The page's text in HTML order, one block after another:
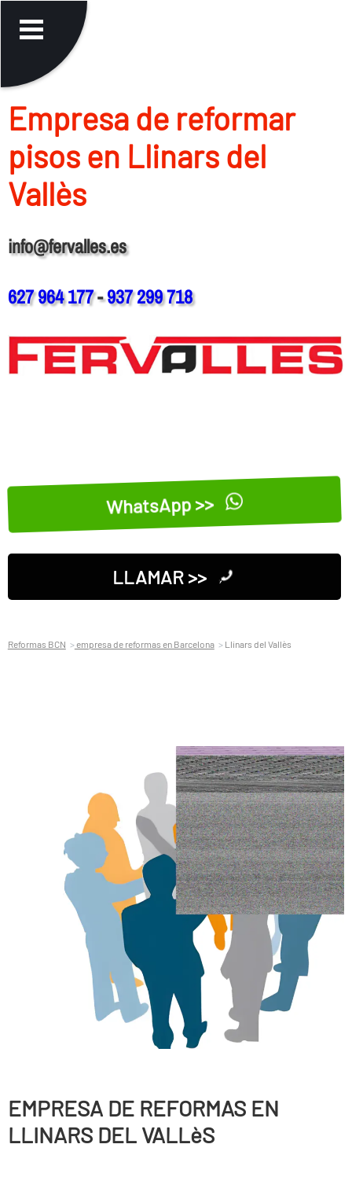
Empresa de reformar
pisos en Llinars del
Vallès
info@fervalles.es
627 964 177-937 299 718
WhatsApp >>
LLAMAR >>
Reformas BCN empresa de reformas en Barcelona Llinars del Vallès
EMPRESA DE REFORMAS EN
LLINARS DEL VALLèS